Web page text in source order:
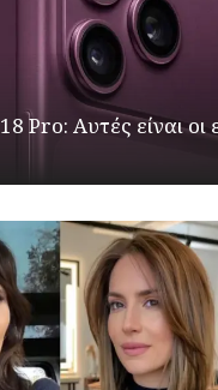
Pro: Αυτές είναι οι